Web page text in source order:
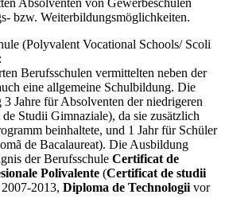
Absolventen von Gewerbeschulen
bzw. Weiterbildungsmöglichkeiten.
(Polyvalent Vocational Schools/ Scoli
Berufsschulen vermittelten neben der
eine allgemeine Schulbildung. Die
Jahre für Absolventen der niedrigeren
Studii Gimnaziale), da sie zusätzlich
beinhaltete, und 1 Jahr für Schüler
de Bacalaureat). Die Ausbildung
der Berufsschule Certificat de
Polivalente (Certificat de studii
2007-2013, Diploma de Technologii vor